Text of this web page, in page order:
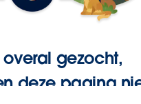
gezocht,
deze pagina